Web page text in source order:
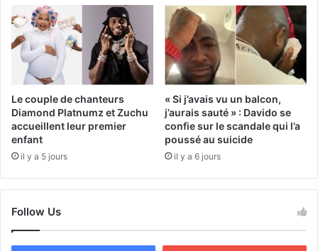
Le couple de chanteurs
Diamond Platnumz et Zuchu
accueillent leur premier
enfant
il y a 5 jours
« Si j’avais vu un balcon,
j’aurais sauté » : Davido se
confie sur le scandale qui l’a
poussé au suicide
il y a 6 jours
Follow Us